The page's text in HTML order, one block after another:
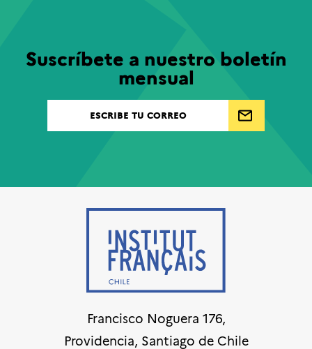
Suscríbete a nuestro boletín
mensual
Francisco Noguera 176,
Providencia, Santiago de Chile